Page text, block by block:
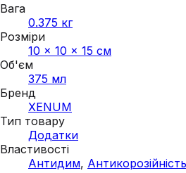
Вага
0.375 кг
Розміри
10 × 10 × 15 см
Об'єм
375 мл
Бренд
XENUM
Тип товару
Додатки
Властивості
Антидим, Антикорозійність